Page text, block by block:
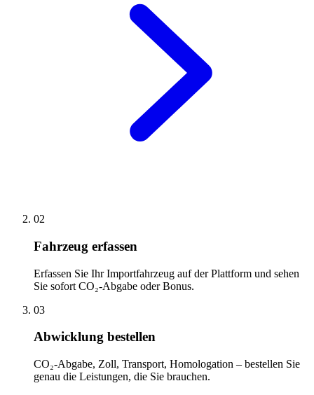
02
Fahrzeug erfassen
Erfassen Sie Ihr Importfahrzeug auf der Plattform und sehen
Sie sofort CO₂-Abgabe oder Bonus.
03
Abwicklung bestellen
CO₂-Abgabe, Zoll, Transport, Homologation – bestellen Sie
genau die Leistungen, die Sie brauchen.